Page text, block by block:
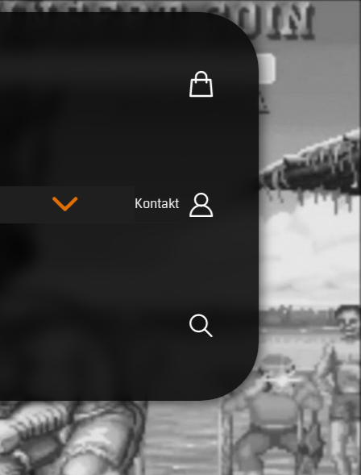
Kontakt
Zum U.R.B-Merchandise-
Einloggen
Suche öffnen